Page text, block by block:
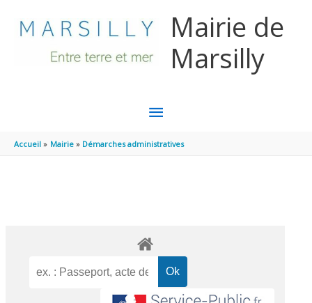
Mairie de
Marsilly
MENU
PRINCIPAL
Accueil Mairie Démarches administratives